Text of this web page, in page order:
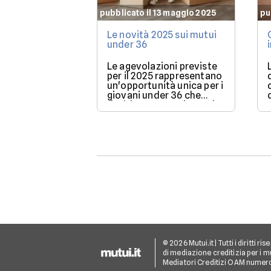
pubblicato il 13 maggio 2025
Le novità 2025 sui mutui
under 36
Le agevolazioni previste
per il 2025 rappresentano
un'opportunità unica per i
giovani under 36 che
desiderano acquistare la
loro prima casa.
© 2026 Mutui.it | Tutti i diritti
di mediazione creditizia per i
Mediatori Creditizi OAM numero